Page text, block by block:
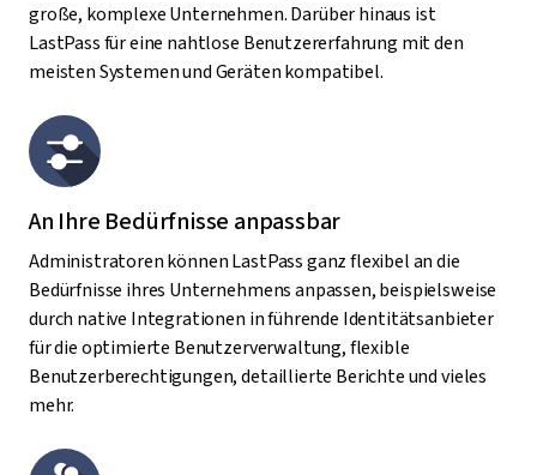
große, komplexe Unternehmen. Darüber hinaus ist
LastPass für eine nahtlose Benutzererfahrung mit den
meisten Systemen und Geräten kompatibel.
An Ihre Bedürfnisse anpassbar
Administratoren können LastPass ganz flexibel an die
Bedürfnisse ihres Unternehmens anpassen, beispielsweise
durch native Integrationen in führende Identitätsanbieter
für die optimierte Benutzerverwaltung, flexible
Benutzerberechtigungen, detaillierte Berichte und vieles
mehr.